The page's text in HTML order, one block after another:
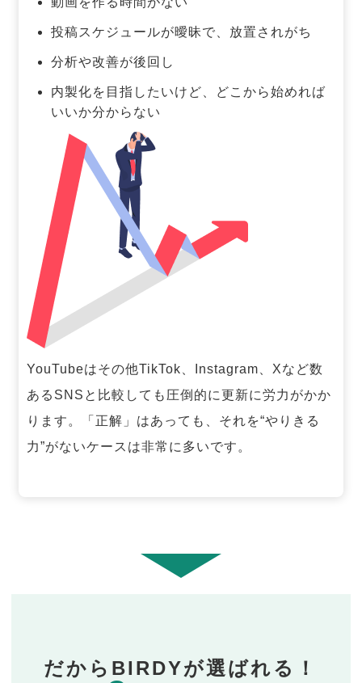
投稿スケジュールが曖昧で、放置されがち
分析や改善が後回し
内製化を目指したいけど、どこから始めれば
いいか分からない
YouTubeはその他TikTok、Instagram、Xなど数
あるSNSと比較しても圧倒的に更新に労力がかか
ります。「正解」はあっても、それを“やりきる
力”がないケースは非常に多いです。
だからBIRDYが選ばれる！